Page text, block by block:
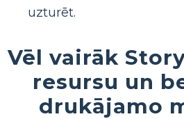
uzturēt.
Vēl vairāk
resursu un
drukājamo